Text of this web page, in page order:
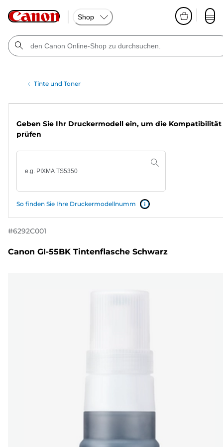
Shop
Tinte und Toner
Geben Sie Ihr Druckermodell ein, um die Kompatibilität
prüfen
So finden Sie Ihre Druckermodellnumm
#6292C001
Canon GI-55BK Tintenflasche Schwarz